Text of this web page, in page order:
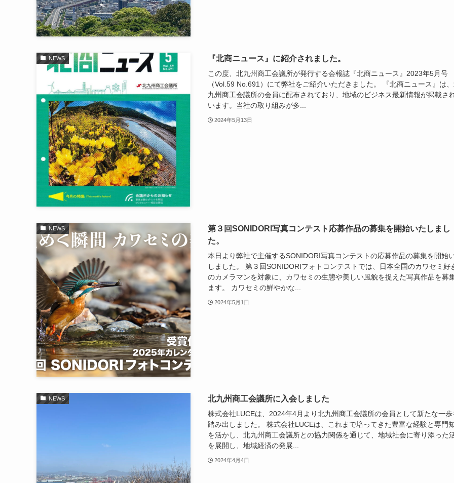
NEWS 『北商ニュース』に紹介されました。
この度、北九州商工会議所が発行する会報誌『北商ニュース』2023年5月号
（Vol.59 No.691）にて弊社をご紹介いただきました。 『北商ニュース』は
九州商工会議所の会員に配布されており、地域のビジネス最新情報が掲載さ
います。当社の取り組みが多...
2024年5月13日
NEWS
第３回SONIDORI写真コンテスト応募作品の募集を開始いたしまし
た。
本日より弊社で主催するSONIDORI写真コンテストの応募作品の募集を開始
しました。 第３回SONIDORIフォトコンテストでは、日本全国のカワセミ好
のカメラマンを対象に、カワセミの生態や美しい風貌を捉えた写真作品を募
ます。 カワセミの鮮やかな...
2024年5月1日
NEWS 北九州商工会議所に入会しました
株式会社LUCEは、2024年4月より北九州商工会議所の会員として新たな一歩
踏み出しました。 株式会社LUCEは、これまで培ってきた豊富な経験と専門
を活かし、北九州商工会議所との協力関係を通じて、地域社会に寄り添った
を展開し、地域経済の発展...
2024年4月4日